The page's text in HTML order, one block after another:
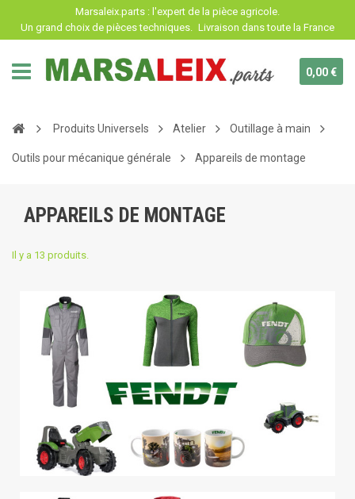
Marsaleix.parts : l'expert de la pièce agricole.
Un grand choix de pièces techniques. Livraison dans toute la France
0,00 €
Produits Universels Atelier Outillage à main
Outils pour mécanique générale Appareils de montage
APPAREILS DE MONTAGE
Il y a 13 produits.
Panneau de gestion des cookies